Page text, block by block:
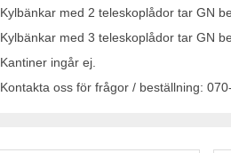
Kylbänkar med 2 teleskoplådor tar GN
Kylbänkar med 3 teleskoplådor tar GN
Kantiner ingår ej.
Kontakta oss för frågor / beställning: